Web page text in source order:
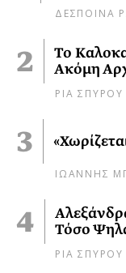
ΔΕΣΠΟΙΝΑ
Το
Ακόμη
ΡΙΑ ΣΠΥΡΟΥ
ΙΩΑΝΝΗΣ
Τόσο
ΡΙΑ ΣΠΥΡΟΥ